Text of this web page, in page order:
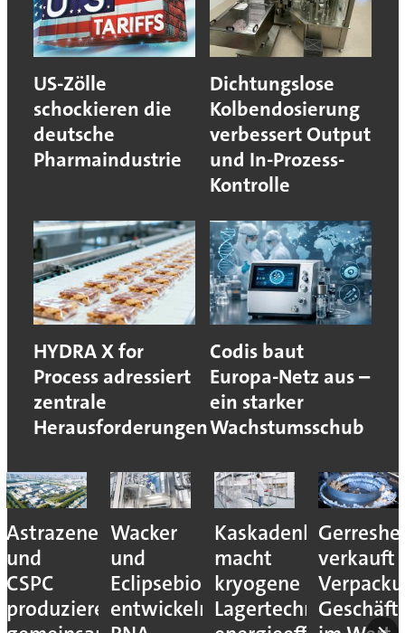
US-Zölle
schockieren die
deutsche
Pharmaindustrie
Dichtungslose
Kolbendosierung
verbessert Output
und In-Prozess-
Kontrolle
HYDRA X for
Process adressiert
zentrale
Herausforderungen
Codis baut
Europa-Netz aus –
ein starker
Wachstumsschub
Astrazeneca
und
CSPC
produzieren
Wacker
und
Eclipsebio
entwickeln
Kaskadenkonzept
macht
kryogene
Lagertechnik
verkauft